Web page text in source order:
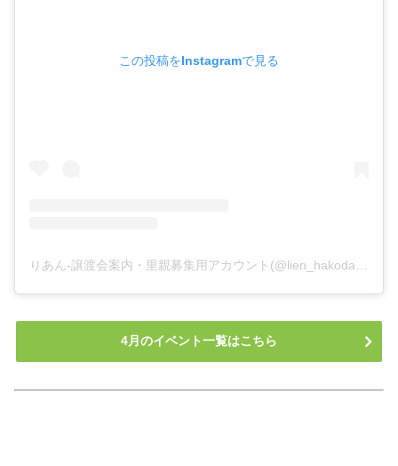
この投稿をInstagramで見る
りあん-譲渡会案内・里親募集用アカウント(@lien_hakodate)がシェアした投稿
4月のイベント一覧はこちら